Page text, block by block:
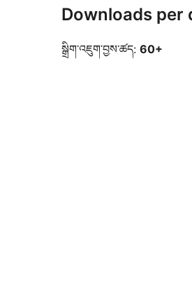
Downloads per
སྒྲིག་འཇུག་བྱས་ཚད: 60+